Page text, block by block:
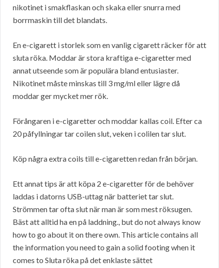
nikotinet i smakflaskan och skaka eller snurra med
borrmaskin till det blandats.
En e-cigarett i storlek som en vanlig cigarett räcker för att
sluta röka. Moddar är stora kraftiga e-cigaretter med
annat utseende som är populära bland entusiaster.
Nikotinet måste minskas till 3 mg/ml eller lägre då
moddar ger mycket mer rök.
Förångaren i e-cigaretter och moddar kallas coil. Efter ca
20 påfyllningar tar coilen slut, veken i colilen tar slut.
Köp några extra coils till e-cigaretten redan från början.
Ett annat tips är att köpa 2 e-cigaretter för de behöver
laddas i datorns USB-uttag när batteriet tar slut.
Strömmen tar ofta slut när man är som mest röksugen.
Bäst att alltid ha en på laddning., but do not always know
how to go about it on there own. This article contains all
the information you need to gain a solid footing when it
comes to Sluta röka på det enklaste sättet